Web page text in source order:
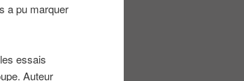
a pu marquer
essais
Auteur